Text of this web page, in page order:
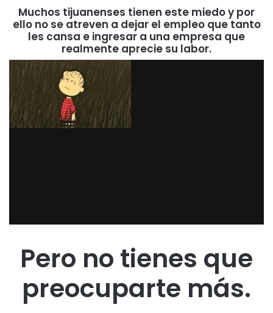
Muchos tijuanenses tienen este miedo y por
ello no se atreven a dejar el empleo que tanto
les cansa e ingresar a una empresa que
realmente aprecie su labor.
Pero no tienes que
preocuparte más.